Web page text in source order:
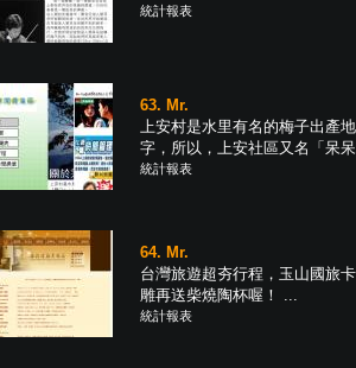
統計報表
63. Mr.
上安村是水里有名的梅子出產
字，所以，上安社區又名「呆
統計報表
64. Mr.
台灣旅遊超夯行程，玉山國旅
雕再送柴燒陶杯喔！ ...
統計報表